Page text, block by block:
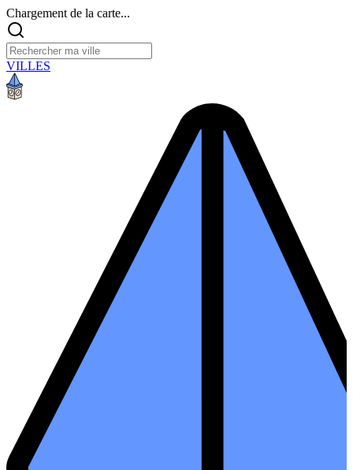
Chargement de la carte...
VILLES